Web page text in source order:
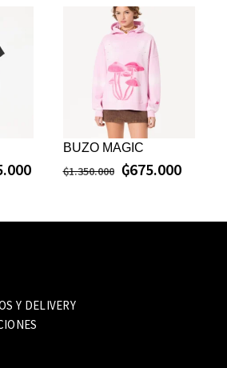
BUZO MAGIC
₲1.350.000 ₲675.000
Y DELIVERY